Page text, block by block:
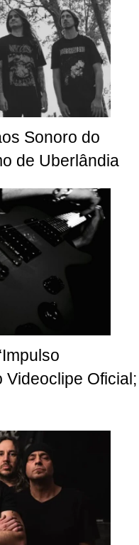
Sonoro do
de Uberlândia
Videoclipe Oficial;